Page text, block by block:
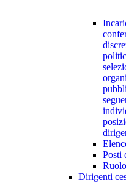
Posti
Dirigenti